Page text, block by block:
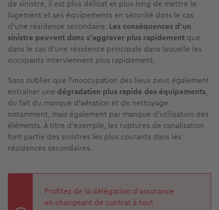
de sinistre, il est plus délicat et plus long de mettre le
logement et ses équipements en sécurité dans le cas
d’une résidence secondaire. Les conséquences d’un
sinistre peuvent donc s’aggraver plus rapidement que
dans le cas d’une résidence principale dans laquelle les
occupants interviennent plus rapidement.
Sans oublier que l’inoccupation des lieux peut également
entraîner une dégradation plus rapide des équipements,
du fait du manque d’aération et de nettoyage
notamment, mais également par manque d’utilisation des
éléments. À titre d’exemple, les ruptures de canalisation
font partie des sinistres les plus courants dans les
résidences secondaires.
Profitez de la délégation d’assurance
en changeant de contrat à tout